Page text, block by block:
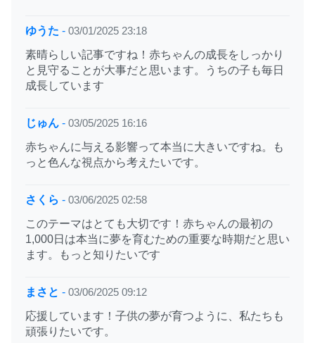
ゆうた - 03/01/2025 23:18
素晴らしい記事ですね！赤ちゃんの成長をしっかり
と見守ることが大事だと思います。うちの子も毎日
成長しています
じゅん - 03/05/2025 16:16
赤ちゃんに与える影響って本当に大きいですね。も
っと色んな視点から考えたいです。
さくら - 03/06/2025 02:58
このテーマはとても大切です！赤ちゃんの最初の
1,000日は本当に夢を育むための重要な時期だと思い
ます。もっと知りたいです
まさと - 03/06/2025 09:12
応援しています！子供の夢が育つように、私たちも
頑張りたいです。